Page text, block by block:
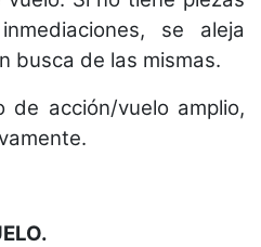
se aleja
busca de las mismas.
de acción/vuelo amplio,